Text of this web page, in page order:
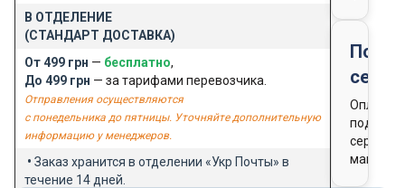
В ОТДЕЛЕНИЕ
(СТАНДАРТ ДОСТАВКА)
От 499 грн — бесплатно,
До 499 грн — за тарифами перевозчика.
Отправления осуществляются
с понедельника до пятницы. Уточняйте дополнительную
информацию у менеджеров.
• Заказ хранится в отделении «Укр Почты» в
течение 14 дней.
Оплата